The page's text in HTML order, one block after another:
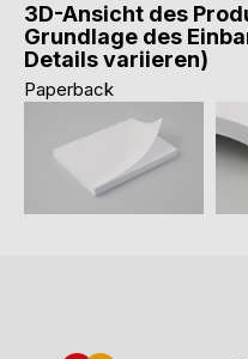
3D-Ansicht des
Grundlage des
Details variieren)
Paperback